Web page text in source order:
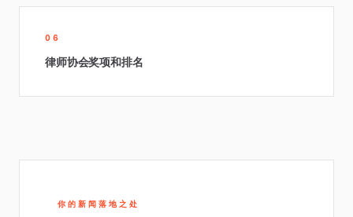
06
律师协会奖项和排名
你的新闻落地之处